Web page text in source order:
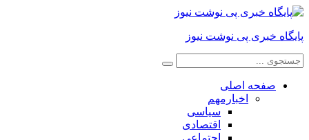
پایگاه خبری پی نوشت نیوز
صفحه اصلی
اخبارمهم
سیاسی
اقتصادی
اجتماعی